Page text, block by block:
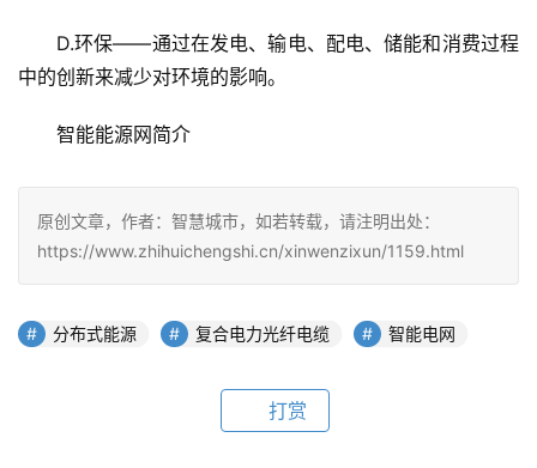
D.环保——通过在发电、输电、配电、储能和消费过程
中的创新来减少对环境的影响。
智能能源网简介
原创文章，作者：智慧城市，如若转载，请注明出处：
https://www.zhihuichengshi.cn/xinwenzixun/1159.html
分布式能源 复合电力光纤电缆 智能电网
打赏